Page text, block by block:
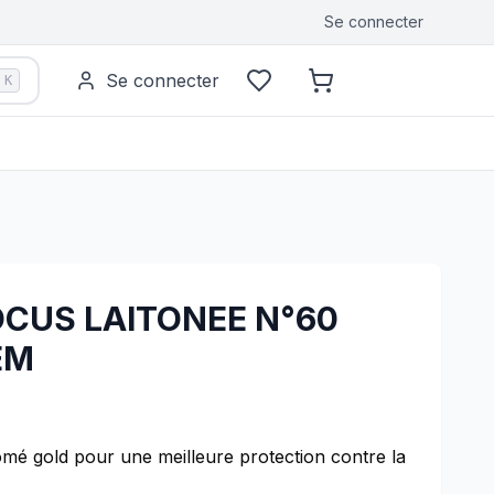
Se connecter
K Se connecter
LAITONEE N°60
gold pour une meilleure protection contre la